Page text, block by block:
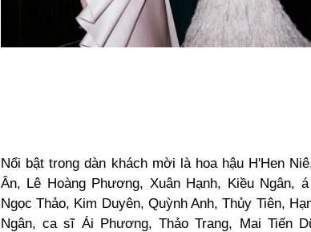
Nổi bật trong dàn khách mời là hoa hậu H'Hen
Ân, Lê Hoàng Phương, Xuân Hạnh, Kiều Ngân,
Ngọc Thảo, Kim Duyên, Quỳnh Anh, Thủy Tiên,
Ngân, ca sĩ Ái Phương, Thảo Trang, Mai Tiến